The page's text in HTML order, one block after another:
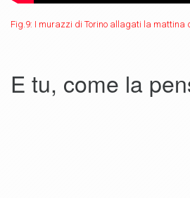
Fig.9: I murazzi di Torino allagati la mattina
E tu, come la